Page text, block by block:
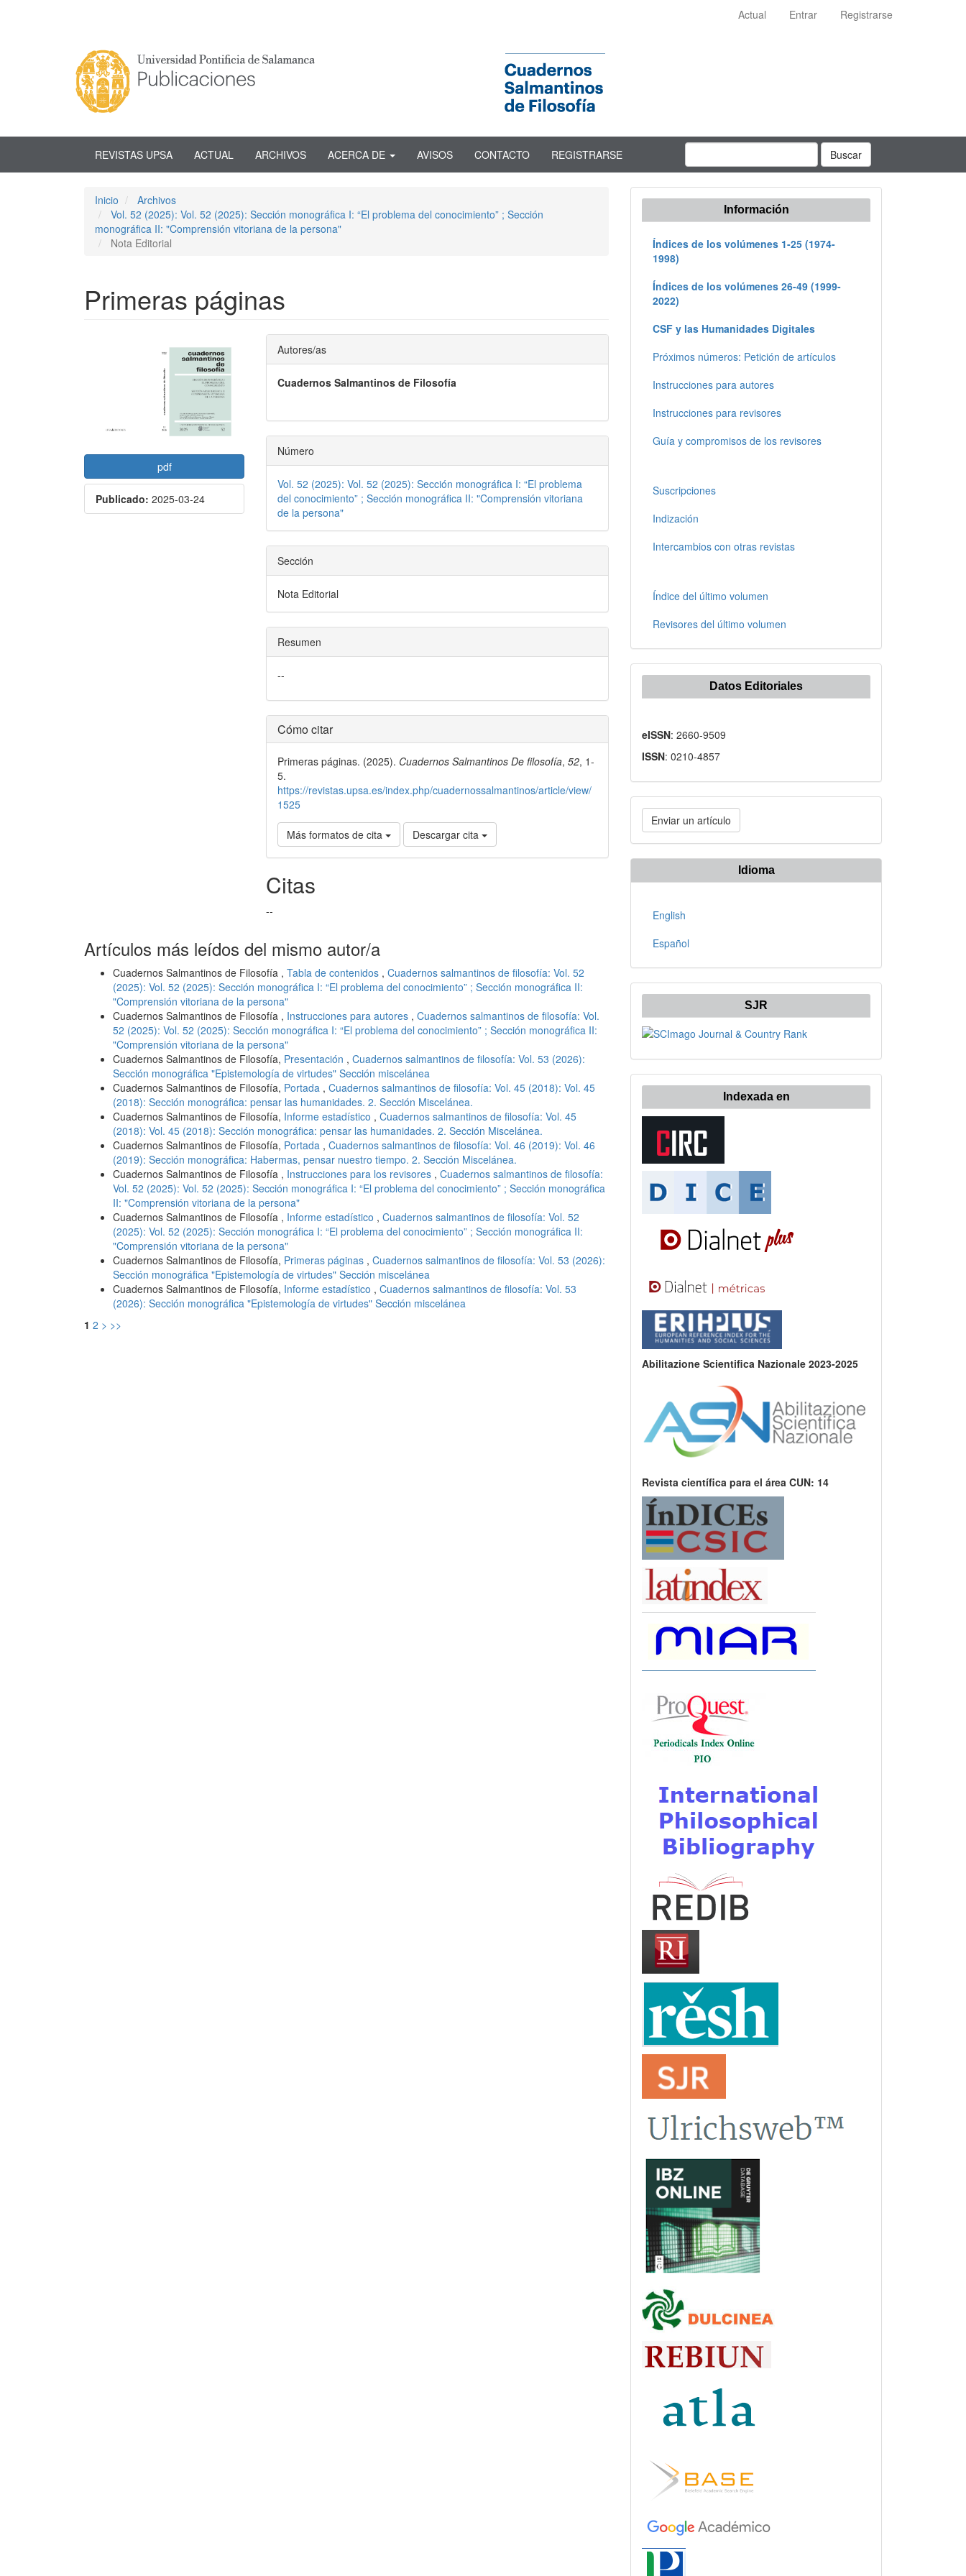
Actual Entrar Registrarse
REVISTAS UPSA ACTUAL ARCHIVOS ACERCA DE AVISOS CONTACTO REGISTRARSE Buscar
Inicio
Archivos
Vol. 52 (2025): Vol. 52 (2025): Sección monográfica I: “El problema del conocimiento” ; Sección
monográfica II: "Comprensión vitoriana de la persona"
Nota Editorial
Primeras páginas
pdf
Publicado: 2025-03-24
Contenido
principal
del
artículo
Autores/as
Cuadernos Salmantinos de Filosofía
Número
Vol. 52 (2025): Vol. 52 (2025): Sección monográfica I: “El problema
del conocimiento” ; Sección monográfica II: "Comprensión vitoriana
de la persona"
Sección
Nota Editorial
Resumen
--
Detalles
del
artículo
Cómo citar
Primeras páginas. (2025). Cuadernos Salmantinos De filosofía,52, 1-
5.
https://revistas.upsa.es/index.php/cuadernossalmantinos/article/view/
1525
Más formatos de cita Descargar cita
Citas
--
Artículos más leídos del mismo autor/a
Cuadernos Salmantinos de Filosofía , Tabla de contenidos , Cuadernos salmantinos de filosofía: Vol. 52
(2025): Vol. 52 (2025): Sección monográfica I: “El problema del conocimiento” ; Sección monográfica II:
"Comprensión vitoriana de la persona"
Cuadernos Salmantinos de Filosofía , Instrucciones para autores , Cuadernos salmantinos de filosofía: Vol.
52 (2025): Vol. 52 (2025): Sección monográfica I: “El problema del conocimiento” ; Sección monográfica II:
"Comprensión vitoriana de la persona"
Cuadernos Salmantinos de Filosofía, Presentación , Cuadernos salmantinos de filosofía: Vol. 53 (2026):
Sección monográfica "Epistemología de virtudes" Sección miscelánea
Cuadernos Salmantinos de Filosofía, Portada , Cuadernos salmantinos de filosofía: Vol. 45 (2018): Vol. 45
(2018): Sección monográfica: pensar las humanidades. 2. Sección Miscelánea.
Cuadernos Salmantinos de Filosofía, Informe estadístico , Cuadernos salmantinos de filosofía: Vol. 45
(2018): Vol. 45 (2018): Sección monográfica: pensar las humanidades. 2. Sección Miscelánea.
Cuadernos Salmantinos de Filosofía, Portada , Cuadernos salmantinos de filosofía: Vol. 46 (2019): Vol. 46
(2019): Sección monográfica: Habermas, pensar nuestro tiempo. 2. Sección Miscelánea.
Cuadernos Salmantinos de Filosofía , Instrucciones para los revisores , Cuadernos salmantinos de filosofía:
Vol. 52 (2025): Vol. 52 (2025): Sección monográfica I: “El problema del conocimiento” ; Sección monográfica
II: "Comprensión vitoriana de la persona"
Cuadernos Salmantinos de Filosofía , Informe estadístico , Cuadernos salmantinos de filosofía: Vol. 52
(2025): Vol. 52 (2025): Sección monográfica I: “El problema del conocimiento” ; Sección monográfica II:
"Comprensión vitoriana de la persona"
Cuadernos Salmantinos de Filosofía, Primeras páginas , Cuadernos salmantinos de filosofía: Vol. 53 (2026):
Sección monográfica "Epistemología de virtudes" Sección miscelánea
Cuadernos Salmantinos de Filosofía, Informe estadístico , Cuadernos salmantinos de filosofía: Vol. 53
(2026): Sección monográfica "Epistemología de virtudes" Sección miscelánea
1 2 > >>
Información
Índices de los volúmenes 1-25 (1974-
1998)
Índices de los volúmenes 26-49 (1999-
2022)
CSF y las Humanidades Digitales
Próximos números: Petición de artículos
Instrucciones para autores
Instrucciones para revisores
Guía y compromisos de los revisores
Suscripciones
Indización
Intercambios con otras revistas
Índice del último volumen
Revisores del último volumen
Datos Editoriales
eISSN: 2660-9509
ISSN: 0210-4857
Enviar
un
artículo
Enviar un artículo
Idioma
English
Español
SJR
Indexada en
Abilitazione Scientifica Nazionale 2023-2025
Revista científica para el área CUN: 14